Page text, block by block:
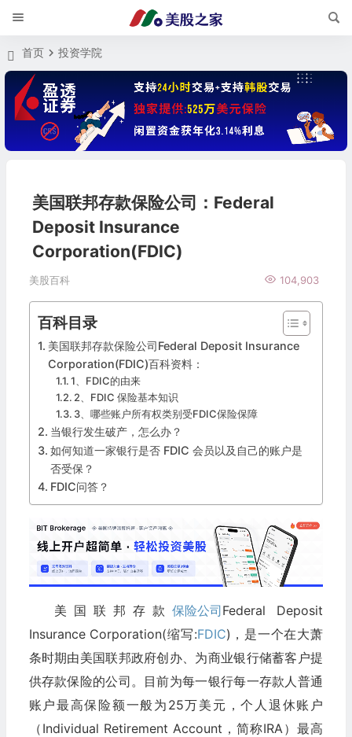
首页 投资学院
美国联邦存款保险公司：Federal
Deposit Insurance
Corporation(FDIC)
美股百科 104,903
百科目录
美国联邦存款保险公司Federal Deposit Insurance
Corporation(FDIC)百科资料：
1、FDIC的由来
2、FDIC 保险基本知识
3、哪些账户所有权类别受FDIC保险保障
当银行发生破产，怎么办？
如何知道一家银行是否 FDIC 会员以及自己的账户是
否受保？
FDIC问答？
美国联邦存款 保险公司Federal Deposit
Insurance Corporation(缩写:FDIC)，是一个在大萧
条时期由美国联邦政府创办、为商业银行储蓄客户提
供存款保险的公司。目前为每一银行每一存款人普通
账户最高保险额一般为25万美元，个人退休账户
（Individual Retirement Account，简称IRA）最高